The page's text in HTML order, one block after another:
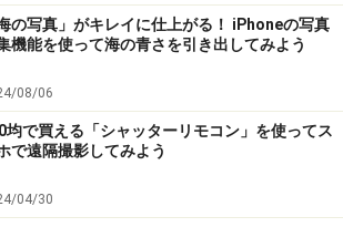
と動感写真となり動きを表現するテク
。手ぶれ防止については、 「手ぶれを
する方法」
ついて詳しくは、
撮れる」
海の写真」がキレイに仕上がる！ iPhoneの写真
機能を使って海の青さを引き出してみよう
08/06
均で買える「シャッターリモコン」を使ってス
で遠隔撮影してみよう
04/30